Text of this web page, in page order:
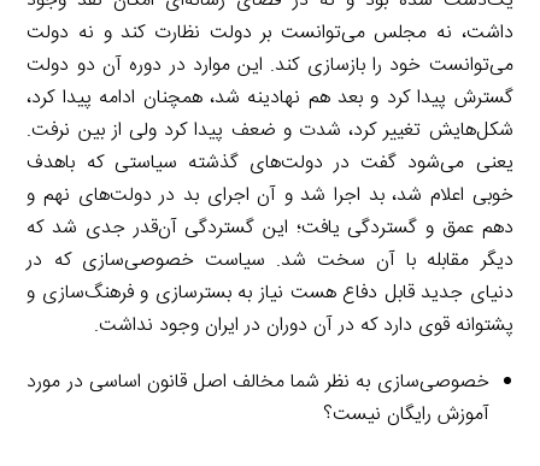
داشت، نه مجلس می‌توانست بر دولت نظارت کند و نه دولت
می‌توانست خود را بازسازی کند. این موارد در دوره آن دو دولت
گسترش پیدا کرد و بعد هم نهادینه شد، همچنان ادامه پیدا کرد،
شکل‌هایش تغییر کرد، شدت و ضعف پیدا کرد ولی از بین نرفت.
یعنی می‌شود گفت در دولت‌های گذشته سیاستی که باهدف
خوبی اعلام شد، بد اجرا شد و آن اجرای بد در دولت‌های نهم و
دهم عمق و گستردگی یافت؛ این گستردگی آن‌قدر جدی شد که
دیگر مقابله با آن سخت شد. سیاست خصوصی‌سازی که در
دنیای جدید قابل دفاع هست نیاز به بسترسازی و فرهنگ‌سازی و
پشتوانه قوی دارد که در آن دوران در ایران وجود نداشت.
خصوصی‌سازی به نظر شما مخالف اصل قانون اساسی در مورد
آموزش رایگان نیست؟